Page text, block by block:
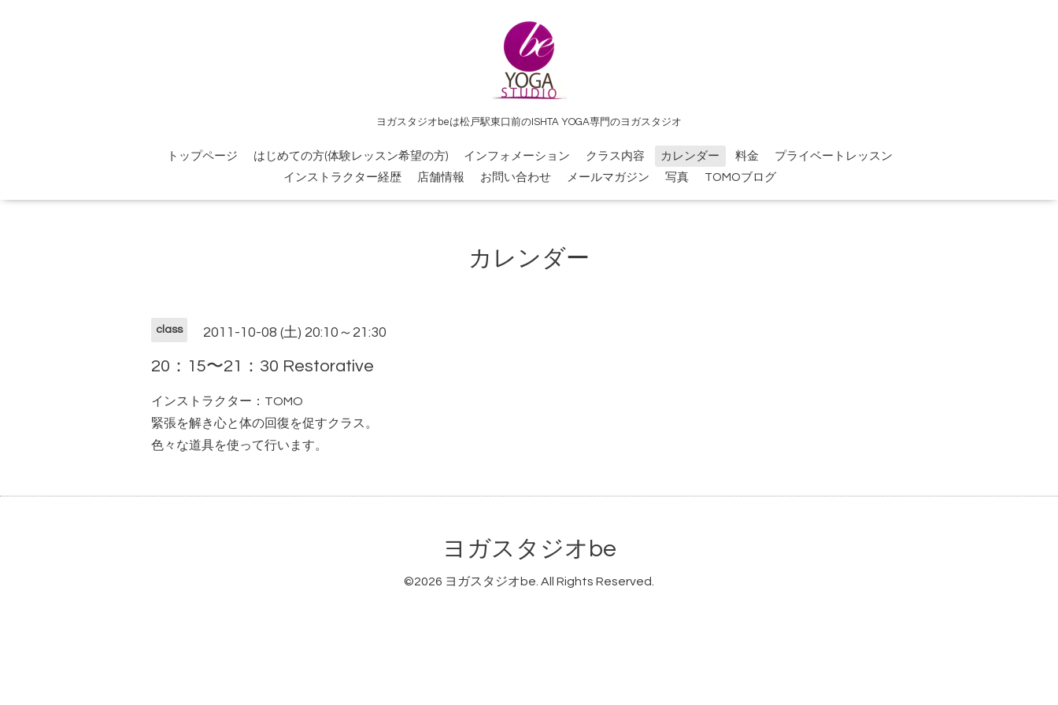
ヨガスタジオbeは松戸駅東口前のISHTA YOGA専門のヨガスタジオ
トップページ はじめての方(体験レッスン希望の方) インフォメーション クラス内容 カレンダー 料金
プライベートレッスン
インストラクター経歴
店舗情報 お問い合わせ メールマガジン 写真 TOMOブログ
カレンダー
class 2011-10-08 (土) 20:10～21:30
20：15〜21：30 Restorative
インストラクター：TOMO
緊張を解き心と体の回復を促すクラス。
色々な道具を使って行います。
ヨガスタジオbe
©2026 ヨガスタジオbe. All Rights Reserved.